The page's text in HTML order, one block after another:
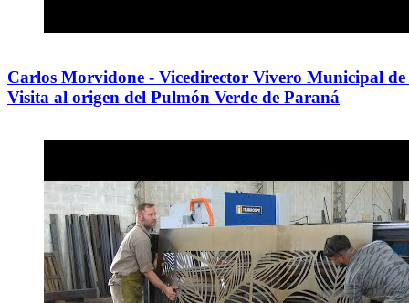
Carlos Morvidone - Vicedirector Vivero Municipal
Visita al origen del Pulmón Verde de Paraná